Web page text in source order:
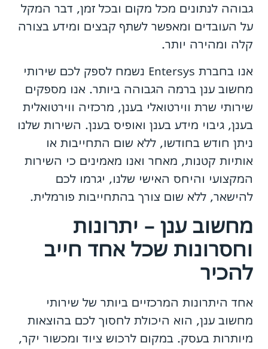
גבוהה לנתונים מכל מקום ובכל זמן, דבר המקל
על העובדים ומאפשר לשתף קבצים ומידע בצורה
קלה ומהירה יותר.
אנו בחברת Entersys נשמח לספק לכם שירותי
מחשוב ענן ברמה הגבוהה ביותר. אנו מספקים
שירותי שרת ווירטואלי בענן, מרכזיה ווירטואלית
בענן, גיבוי מידע בענן ואופיס בענן. השירות שלנו
ניתן חודש בחודשו, ללא שום התחייבות או
אותיות קטנות, מאחר ואנו מאמינים כי השירות
המקצועי והיחס האישי שלנו, יגרמו לכם
להישאר, ללא שום צורך בהתחייבות פורמלית.
מחשוב ענן – יתרונות
וחסרונות שכל אחד חייב
להכיר
אחד היתרונות המרכזיים ביותר של שירותי
מחשוב ענן, הוא היכולת לחסוך לכם בהוצאות
מיותרות בעסק. במקום לרכוש ציוד ומכשור יקר,